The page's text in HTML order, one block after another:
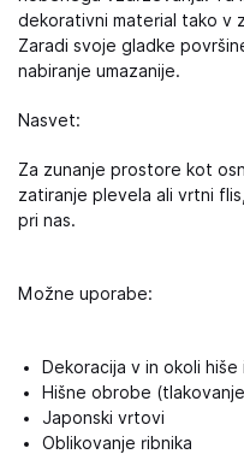
dekorativni material tako v
Zaradi svoje gladke
nabiranje umazanije.
Nasvet:
Za zunanje prostore kot
zatiranje plevela ali vrtni
pri nas.
Možne uporabe:
Dekoracija v in okoli hiše
Hišne obrobe
Japonski vrtovi
Oblikovanje ribnika